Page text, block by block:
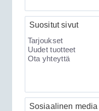
Suositut sivut
Tarjoukset
Uudet tuotteet
Ota yhteyttä
Sosiaalinen media